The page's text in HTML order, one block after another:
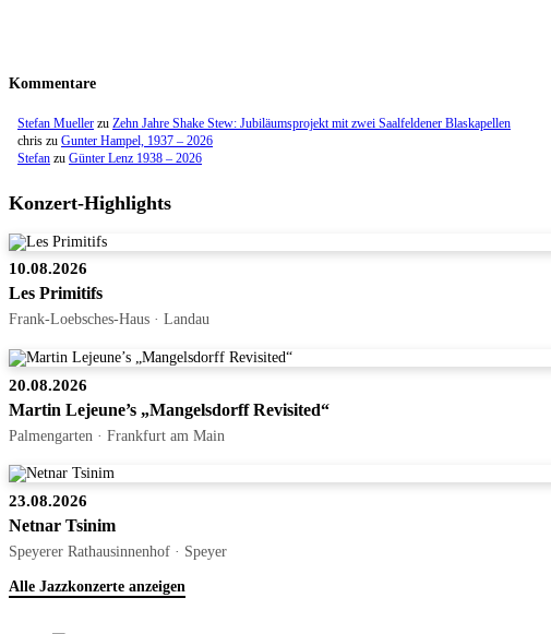
Kommentare
Stefan Mueller zu Zehn Jahre Shake Stew: Jubiläumsprojekt mit zwei Saalfeldener Blaskapellen
chris zu Gunter Hampel, 1937 – 2026
Stefan zu Günter Lenz 1938 – 2026
Konzert-Highlights
10.08.2026
Les Primitifs
Frank-Loebsches-Haus · Landau
20.08.2026
Martin Lejeune’s „Mangelsdorff Revisited“
Palmengarten · Frankfurt am Main
23.08.2026
Netnar Tsinim
Speyerer Rathausinnenhof · Speyer
Alle Jazzkonzerte anzeigen